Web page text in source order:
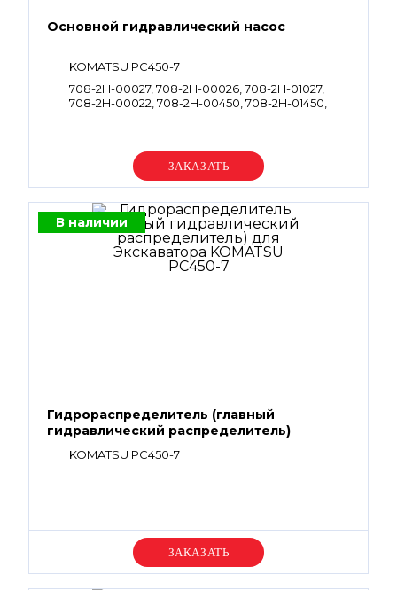
Основной гидравлический насос
KOMATSU PC450-7
708-2H-00027, 708-2H-00026, 708-2H-01027,
708-2H-00022, 708-2H-00450, 708-2H-01450,
Уточняйте цену
В наличии
Гидрораспределитель (главный
гидравлический распределитель)
KOMATSU PC450-7
Уточняйте цену